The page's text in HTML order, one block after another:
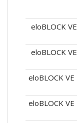
eloBLOCK
eloBLOCK
eloBLOCK VE
eloBLOCK